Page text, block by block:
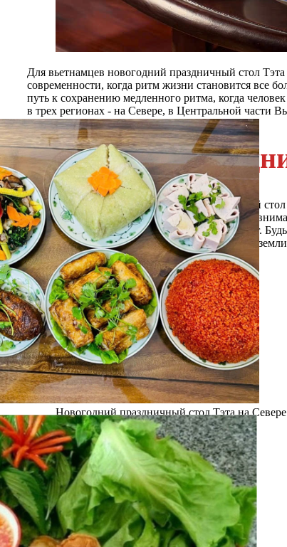
Для вьетнамцев новогодний праздничный стол
современности, когда ритм жизни становится все
путь к сохранению медленного ритма, когда
в трех регионах - на Севере, в Центральной части
Новогодний
Среди трех регионов новогодний праздничный
праздничный стол северян отличается особым
праздничном столе занимает зелёный баньчынг.
традиционного Тэта, воплощающая гармонию
Новогодний праздничный стол Тэта на